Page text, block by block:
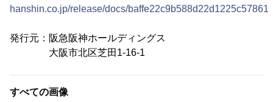
hanshin.co.jp/release/docs/
発行元：阪急阪神ホールディングス
大阪市北区芝田1-16-1
すべての画像